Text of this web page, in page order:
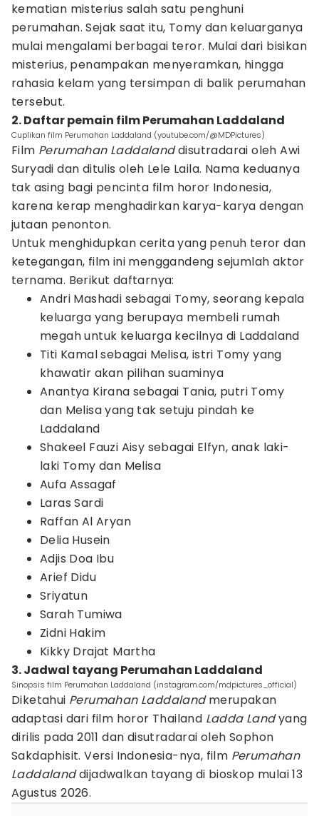
kematian misterius salah satu penghuni
perumahan. Sejak saat itu, Tomy dan keluarganya
mulai mengalami berbagai teror. Mulai dari bisikan
misterius, penampakan menyeramkan, hingga
rahasia kelam yang tersimpan di balik perumahan
tersebut.
2. Daftar pemain film Perumahan Laddaland
Cuplikan film Perumahan Laddaland (youtube.com/@MDPictures)
Film Perumahan Laddalanddisutradarai oleh Awi
Suryadi dan ditulis oleh Lele Laila. Nama keduanya
tak asing bagi pencinta film horor Indonesia,
karena kerap menghadirkan karya-karya dengan
jutaan penonton.
Untuk menghidupkan cerita yang penuh teror dan
ketegangan, film ini menggandeng sejumlah aktor
ternama. Berikut daftarnya:
Andri Mashadi sebagai Tomy, seorang kepala
keluarga yang berupaya membeli rumah
megah untuk keluarga kecilnya di Laddaland
Titi Kamal sebagai Melisa, istri Tomy yang
khawatir akan pilihan suaminya
Anantya Kirana sebagai Tania, putri Tomy
dan Melisa yang tak setuju pindah ke
Laddaland
Shakeel Fauzi Aisy sebagai Elfyn, anak laki-
laki Tomy dan Melisa
Aufa Assagaf
Laras Sardi
Raffan Al Aryan
Delia Husein
Adjis Doa Ibu
Arief Didu
Sriyatun
Sarah Tumiwa
Zidni Hakim
Kikky Drajat Martha
3. Jadwal tayang Perumahan Laddaland
Sinopsis film Perumahan Laddaland (instagram.com/mdpictures_official)
Diketahui Perumahan Laddalandmerupakan
adaptasi dari film horor Thailand Ladda Landyang
dirilis pada 2011 dan disutradarai oleh Sophon
Sakdaphisit. Versi Indonesia-nya, film Perumahan
Laddalanddijadwalkan tayang di bioskop mulai 13
Agustus 2026.